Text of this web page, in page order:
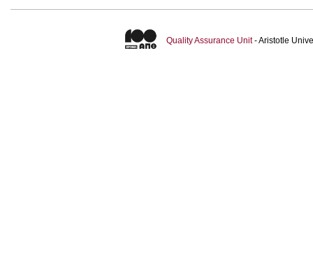
Quality Assurance Unit- Aristotle